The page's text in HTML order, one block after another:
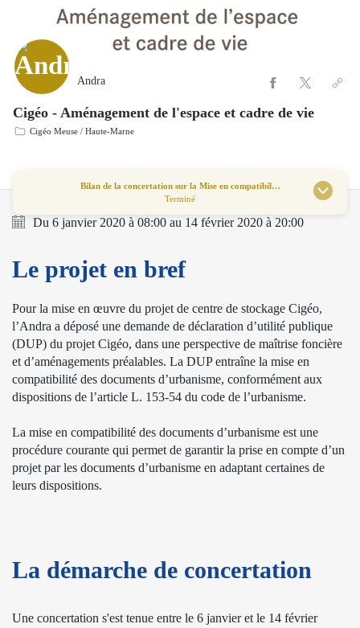
Andra
Cigéo - Aménagement de l'espace et cadre de vie
Cigéo Meuse / Haute-Marne
Bilan de la concertation sur la Mise en compatibil…
Terminé
Du 6 janvier 2020 à 08:00 au 14 février 2020 à 20:00
Le projet en bref
Pour la mise en œuvre du projet de centre de stockage Cigéo,
l’Andra a déposé une demande de déclaration d’utilité publique
(DUP) du projet Cigéo, dans une perspective de maîtrise foncière
et d’aménagements préalables. La DUP entraîne la mise en
compatibilité des documents d’urbanisme, conformément aux
dispositions de l’article L. 153-54 du code de l’urbanisme.
La mise en compatibilité des documents d’urbanisme est une
procédure courante qui permet de garantir la prise en compte d’un
projet par les documents d’urbanisme en adaptant certaines de
leurs dispositions.
La démarche de concertation
Une concertation s'est tenue entre le 6 janvier et le 14 février